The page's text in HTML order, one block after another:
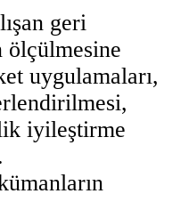
geri
uygulamaları,
iyileştirme